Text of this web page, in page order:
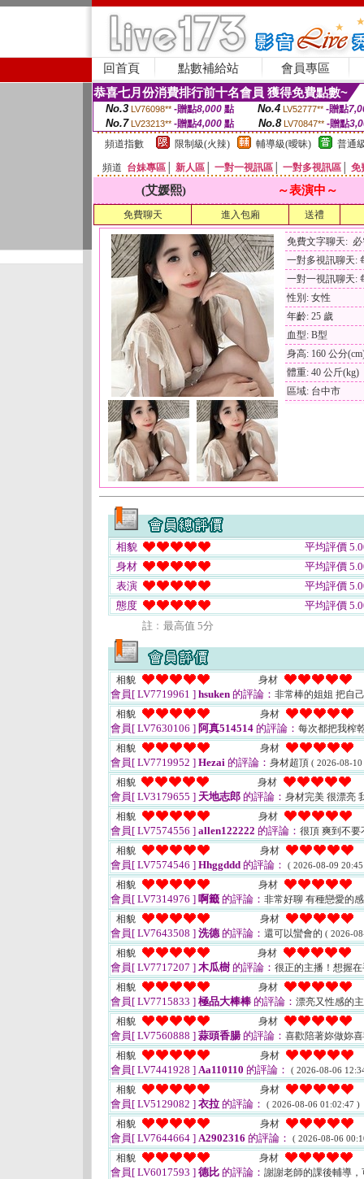
回首頁 點數補給站 會員專區
恭喜七月份消費排行前十名會員 獲得免費點數~
No.3 LV76098** -贈點8,000點 No.4 LV52777** -贈點
No.7 LV23213** -贈點4,000 點 No.8 LV70847** -贈點
頻道指數
限制級(火辣) 輔導級(曖昧) 普通
頻道 台妹專區 新人區 一對一視訊區 一對多視訊區 免
(艾媛熙) ～表演中～
免費聊天 進入包廂 送禮
免費文字聊天:
一對多視訊聊天:
一對一視訊聊天:
性別: 女性
年齡: 25 歲
血型: B型
身高: 160 公分
體重: 40 公斤(kg)
區域: 台中市
相貌
平均評價
身材
平均評價
表演
平均評價
態度
平均評價
註﹕最高值 5分
相貌 身材
會員[ LV7719961 ] hsuken 的評論： 非常棒的姐姐 把自
相貌
身材
會員[ LV7630106 ] 阿真514514 的評論： 每次都把我榨
相貌
身材
會員[ LV7719952 ] Hezai 的評論： 身材超頂 ( 2026-08-
相貌 身材
會員[ LV3179655 ] 天地志郎 的評論： 身材完美 很漂亮
相貌
身材
會員[ LV7574556 ] allen122222 的評論： 很頂 爽到不
相貌
身材
會員[ LV7574546 ] Hhggddd 的評論： ( 2026-08-09
相貌 身材
會員[ LV7314976 ] 啊籤 的評論： 非常好聊 有種戀愛的
相貌
身材
會員[ LV7643508 ] 洗德的評論： 還可以蠻會的 ( 2026-
相貌 身材
會員[ LV7717207 ] 木瓜樹 的評論： 很正的主播！想握
相貌
身材
會員[ LV7715833 ] 極品大棒棒 的評論： 漂亮又性感的
相貌
身材
會員[ LV7560888 ] 蒜頭香腸的評論： 喜歡陪著妳做妳
相貌
身材
會員[ LV7441928 ] Aa110110 的評論： ( 2026-08-06
相貌 身材
會員[ LV5129082 ] 衣拉 的評論： ( 2026-08-06 01:02:47 )
相貌 身材
會員[ LV7644664 ] A2902316 的評論： ( 2026-08-06
相貌 身材
會員[ LV6017593 ] 德比 的評論： 謝謝老師的課後輔導